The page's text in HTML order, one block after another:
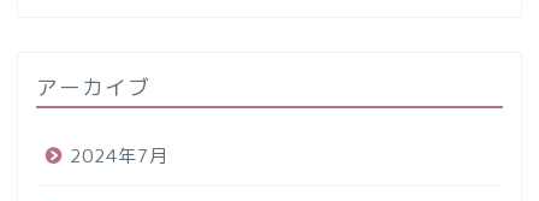
アーカイブ
2024年7月